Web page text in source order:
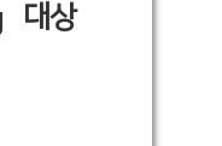
대상